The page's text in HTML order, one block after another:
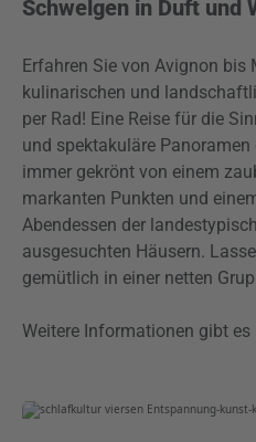
Schwelgen in Duft und
Erfahren Sie von Avignon bis
kulinarischen und
per Rad! Eine Reise für die
und spektakuläre
immer gekrönt von einem
markanten Punkten und
Abendessen der
ausgesuchten Häusern.
gemütlich in einer netten
Weitere Informationen gibt